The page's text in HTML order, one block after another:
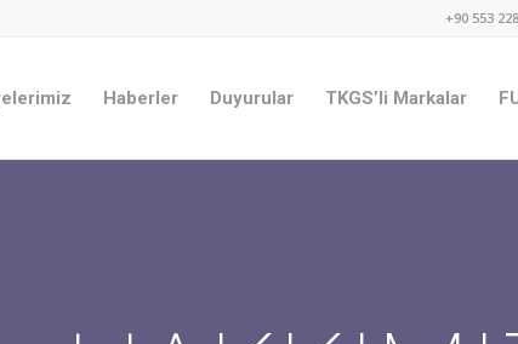
+90 553
Haberler Duyurular TKGS’li Markalar